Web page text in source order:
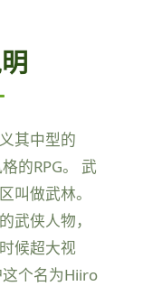
其中型的
的RPG。 武
叫做武林。
武侠人物，
候超大视
个名为Hiiro